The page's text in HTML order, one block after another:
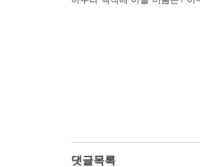
댓글목록